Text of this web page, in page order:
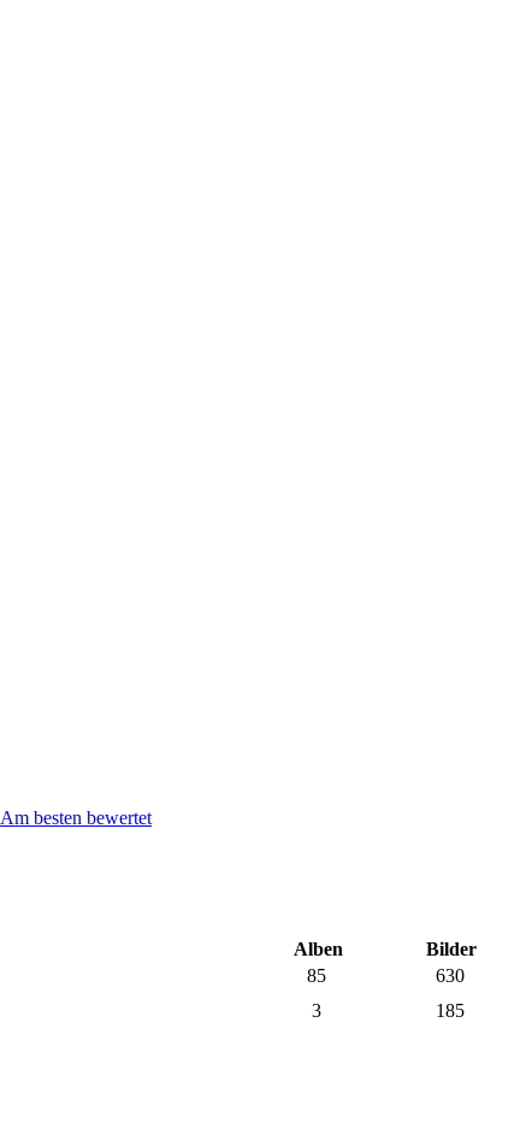
Am besten bewertet
Alben
Bilder
85
630
3
185